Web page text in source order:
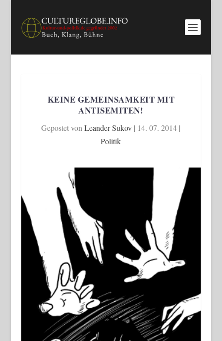
KEINE GEMEINSAMKEIT MIT
ANTISEMITEN!
Gepostet vonLeander Sukov | 14. 07. 2014 |
Politik